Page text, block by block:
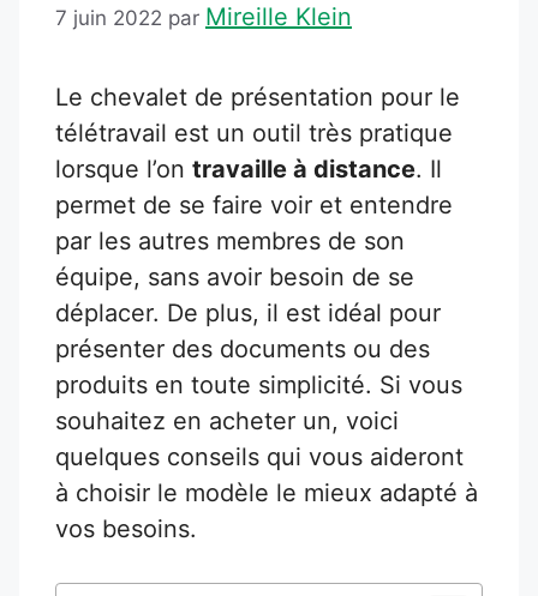
7 juin 2022 par Mireille Klein
Le chevalet de présentation pour le
télétravail est un outil très pratique
lorsque l’on travaille à distance. Il
permet de se faire voir et entendre
par les autres membres de son
équipe, sans avoir besoin de se
déplacer. De plus, il est idéal pour
présenter des documents ou des
produits en toute simplicité. Si vous
souhaitez en acheter un, voici
quelques conseils qui vous aideront
à choisir le modèle le mieux adapté à
vos besoins.